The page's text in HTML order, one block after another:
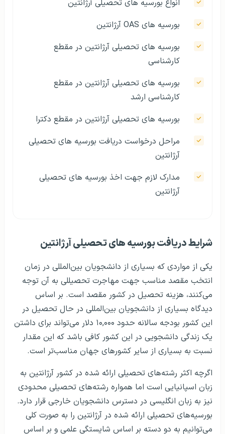
انواع بورسیه‌ های تحصیلی آرژانتین
بورسیه‌ های OAS آرژانتین
بورسیه‌ های تحصیلی آرژانتین در مقطع
کارشناسی
بورسیه‌ های تحصیلی آرژانتین در مقطع
کارشناسی ارشد
بورسیه‌ های تحصیلی آرژانتین در مقطع دکترا
مراحل درخواست دریافت بورسیه‌ های تحصیلی
آرژانتین
مدارک لازم جهت اخذ بورسیه‌ های تحصیلی
آرژانتین
شرایط دریافت بورسیه‌ های تحصیلی آرژانتین
یکی از مواردی که بسیاری از دانشجویان بین‌المللی در زمان
انتخب مقصد مناسب جهت مهاجرت تحصیللی به آن توجه
می‌کنند، هزینه تحصیل در کشور مقصد است. بر اساس
دیدگاه بسیاری از دانشجویان بین‌المللی در حال تحصیل در
این کشور بودجه سالانه حدود ۱۰,۰۰۰ دلار می‌تواند برای داشتن
یک زندگی دانشجویی در این کشور کافی باشد که این مقدار
نسبت به بسیاری از سایر کشورهای جهان مناسب‌تر است.
اگرچه اکثر رشته‌های تحصیلی ارائه شده در کشور آرژانتین به
زبان اسپانیایی است اما همواره رشته‌های تحصیلی محدودی
نیز به زبان انگلیسی در دسترس دانشجویان خارجی قرار دارد.
بورسیه‌های تحصیلی ارائه شده در آرژانتین را به صورت کلی
می‌توانیم به دو دسته بر اساس شایستگی علمی و بر اساس